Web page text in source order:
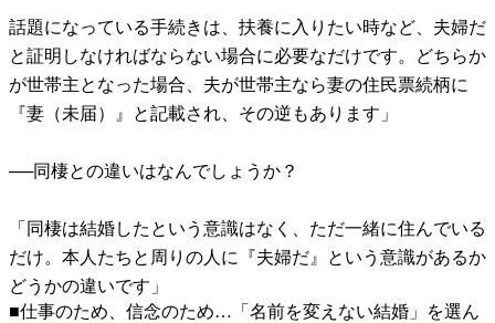
話題になっている手続きは、扶養に入りたい時など、夫婦だ
と証明しなければならない場合に必要なだけです。どちらか
が世帯主となった場合、夫が世帯主なら妻の住民票続柄に
『妻（未届）』と記載され、その逆もあります」
──同棲との違いはなんでしょうか？
「同棲は結婚したという意識はなく、ただ一緒に住んでいる
だけ。本人たちと周りの人に『夫婦だ』という意識があるか
どうかの違いです」
■仕事のため、信念のため…「名前を変えない結婚」を選ん